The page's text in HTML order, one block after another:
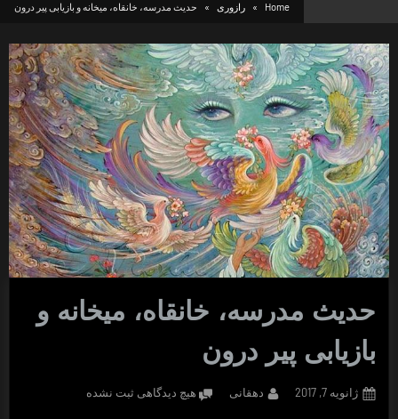
Home رازوری حدیث مدرسه، خانقاه، میخانه و بازیابی پیر درون
حدیث مدرسه، خانقاه، میخانه و
بازیابی پیر درون
Posted
ژانویه 7, 2017 By
دهقانی هیچ دیدگاهیبرای
ثبت نشده